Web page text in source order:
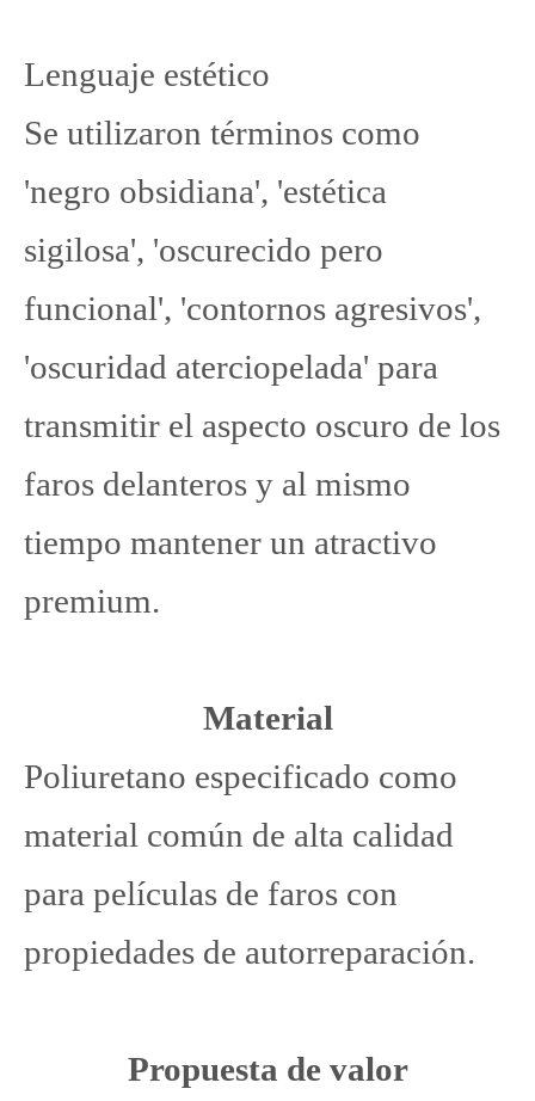
Lenguaje estético
Se utilizaron términos como
'negro obsidiana', 'estética
sigilosa', 'oscurecido pero
funcional', 'contornos agresivos',
'oscuridad aterciopelada' para
transmitir el aspecto oscuro de los
faros delanteros y al mismo
tiempo mantener un atractivo
premium.
Material
Poliuretano especificado como
material común de alta calidad
para películas de faros con
propiedades de autorreparación.
Propuesta de valor